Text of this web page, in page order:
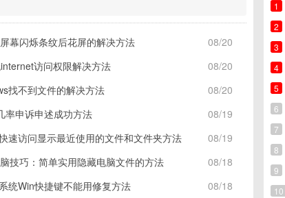
08/20
幕闪烁条纹后花屏的解决方法
08/20
访问权限解决方法
08/20
找不到文件的解决方法
08/19
率申诉申述成功方法
08/19
速访问显示最近使用的文件和文件夹方法
08/18
技巧：简单实用隐藏电脑文件的方法
08/18
统Win快捷键不能用修复方法
1
2
3
4
5
6
7
8
9
10